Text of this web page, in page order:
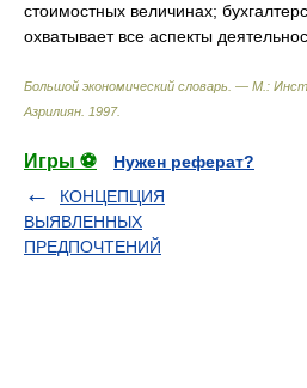
стоимостных величинах;
охватывает все аспекты
Большой экономический словарь. — М.:
Азрилиян 1997.
Игры ⚽
Нужен реферат?
КОНЦЕПЦИЯ
ВЫЯВЛЕННЫХ
ПРЕДПОЧТЕНИЙ